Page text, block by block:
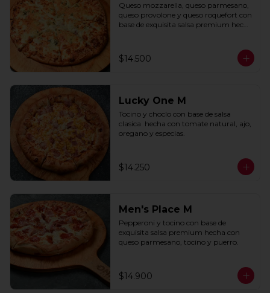
Queso mozzarella, queso parmesano,
queso provolone y queso roquefort con
base de exquisita salsa premium hecha
$14.500
Lucky One M
Tocino y choclo con base de salsa
clasica  hecha con tomate natural, ajo,
oregano y especias.
$14.250
Men's Place M
Pepperoni y tocino con base de
exquisita salsa premium hecha con
queso parmesano, tocino y puerro.
$14.900